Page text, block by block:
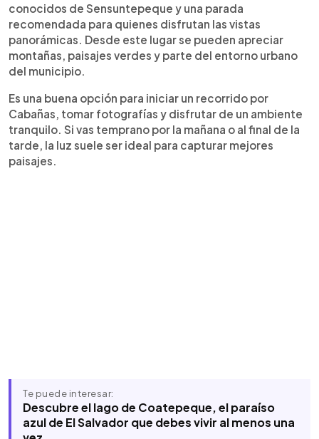
conocidos de Sensuntepeque y una parada
recomendada para quienes disfrutan las vistas
panorámicas. Desde este lugar se pueden apreciar
montañas, paisajes verdes y parte del entorno urbano
del municipio.
Es una buena opción para iniciar un recorrido por
Cabañas, tomar fotografías y disfrutar de un ambiente
tranquilo. Si vas temprano por la mañana o al final de la
tarde, la luz suele ser ideal para capturar mejores
paisajes.
Te puede interesar:
Descubre el lago de Coatepeque, el paraíso
azul de El Salvador que debes vivir al menos una